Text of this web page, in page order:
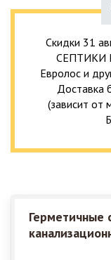
Скидки 31
СЕПТИКИ
Евролос и
Доставка
(зависит от
Герметичные